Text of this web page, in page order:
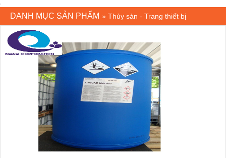
DANH MỤC SẢN PHẨM » Thủy sản - Trang thiết bị